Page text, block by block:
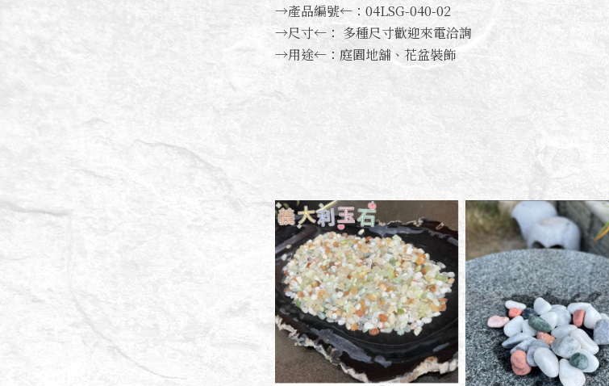
→產品編號←：04LSG-040-02
→尺寸←： 多種尺寸歡迎來電洽詢
→用途←：庭園地舖、花盆裝飾